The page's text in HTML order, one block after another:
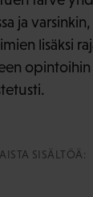
ja
lisäksi
SISÄLTÖÄ: